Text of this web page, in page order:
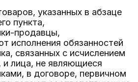
указанных в абзаце
пункта,
продавцы,
исполнения обязанностей
связанных с исчислением
и лица, не являющиеся
в договоре, первичном